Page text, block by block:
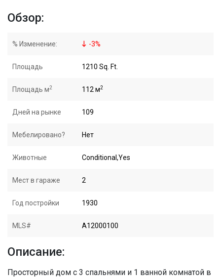
Обзор:
% Изменение: -3%
Площадь 1210 Sq. Ft.
Площадь м2 112 м2
Дней на рынке 109
Мебелировано? Нет
Животные Conditional,Yes
Мест в гараже 2
Год постройки 1930
MLS# A12000100
Описание:
Просторный дом с 3 спальнями и 1 ванной комнатой в